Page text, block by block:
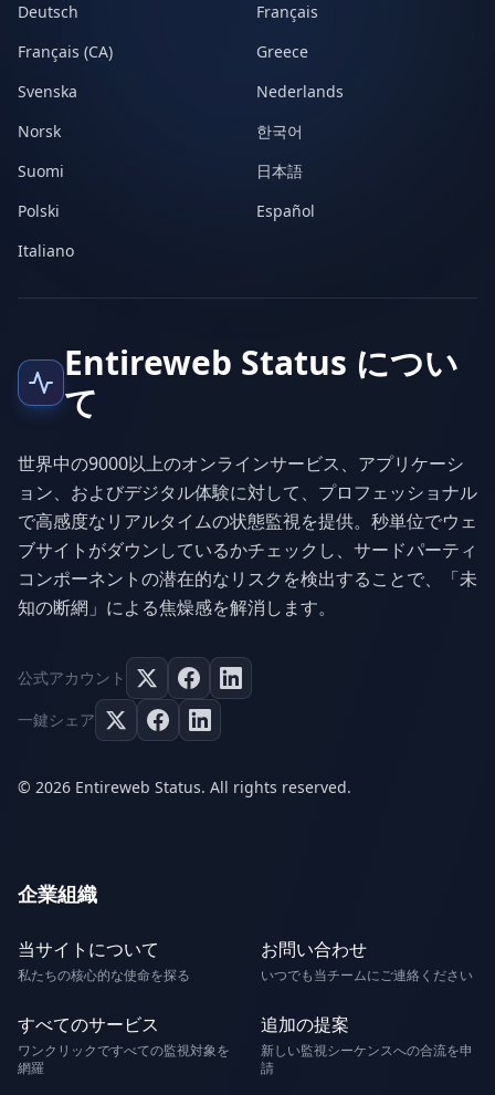
Deutsch
Français
Français (CA)
Greece
Svenska
Nederlands
Norsk
한국어
Suomi
日本語
Polski
Español
Italiano
Entireweb Status につい
て
世界中の9000以上のオンラインサービス、アプリケーシ
ョン、およびデジタル体験に対して、プロフェッショナル
で高感度なリアルタイムの状態監視を提供。秒単位でウェ
ブサイトがダウンしているかチェックし、サードパーティ
コンポーネントの潜在的なリスクを検出することで、「未
知の断網」による焦燥感を解消します。
公式アカウント
一鍵シェア
© 2026 Entireweb Status. All rights reserved.
企業組織
当サイトについて
私たちの核心的な使命を探る
お問い合わせ
いつでも当チームにご連絡ください
すべてのサービス
ワンクリックですべての監視対象を
網羅
追加の提案
新しい監視シーケンスへの合流を申
請